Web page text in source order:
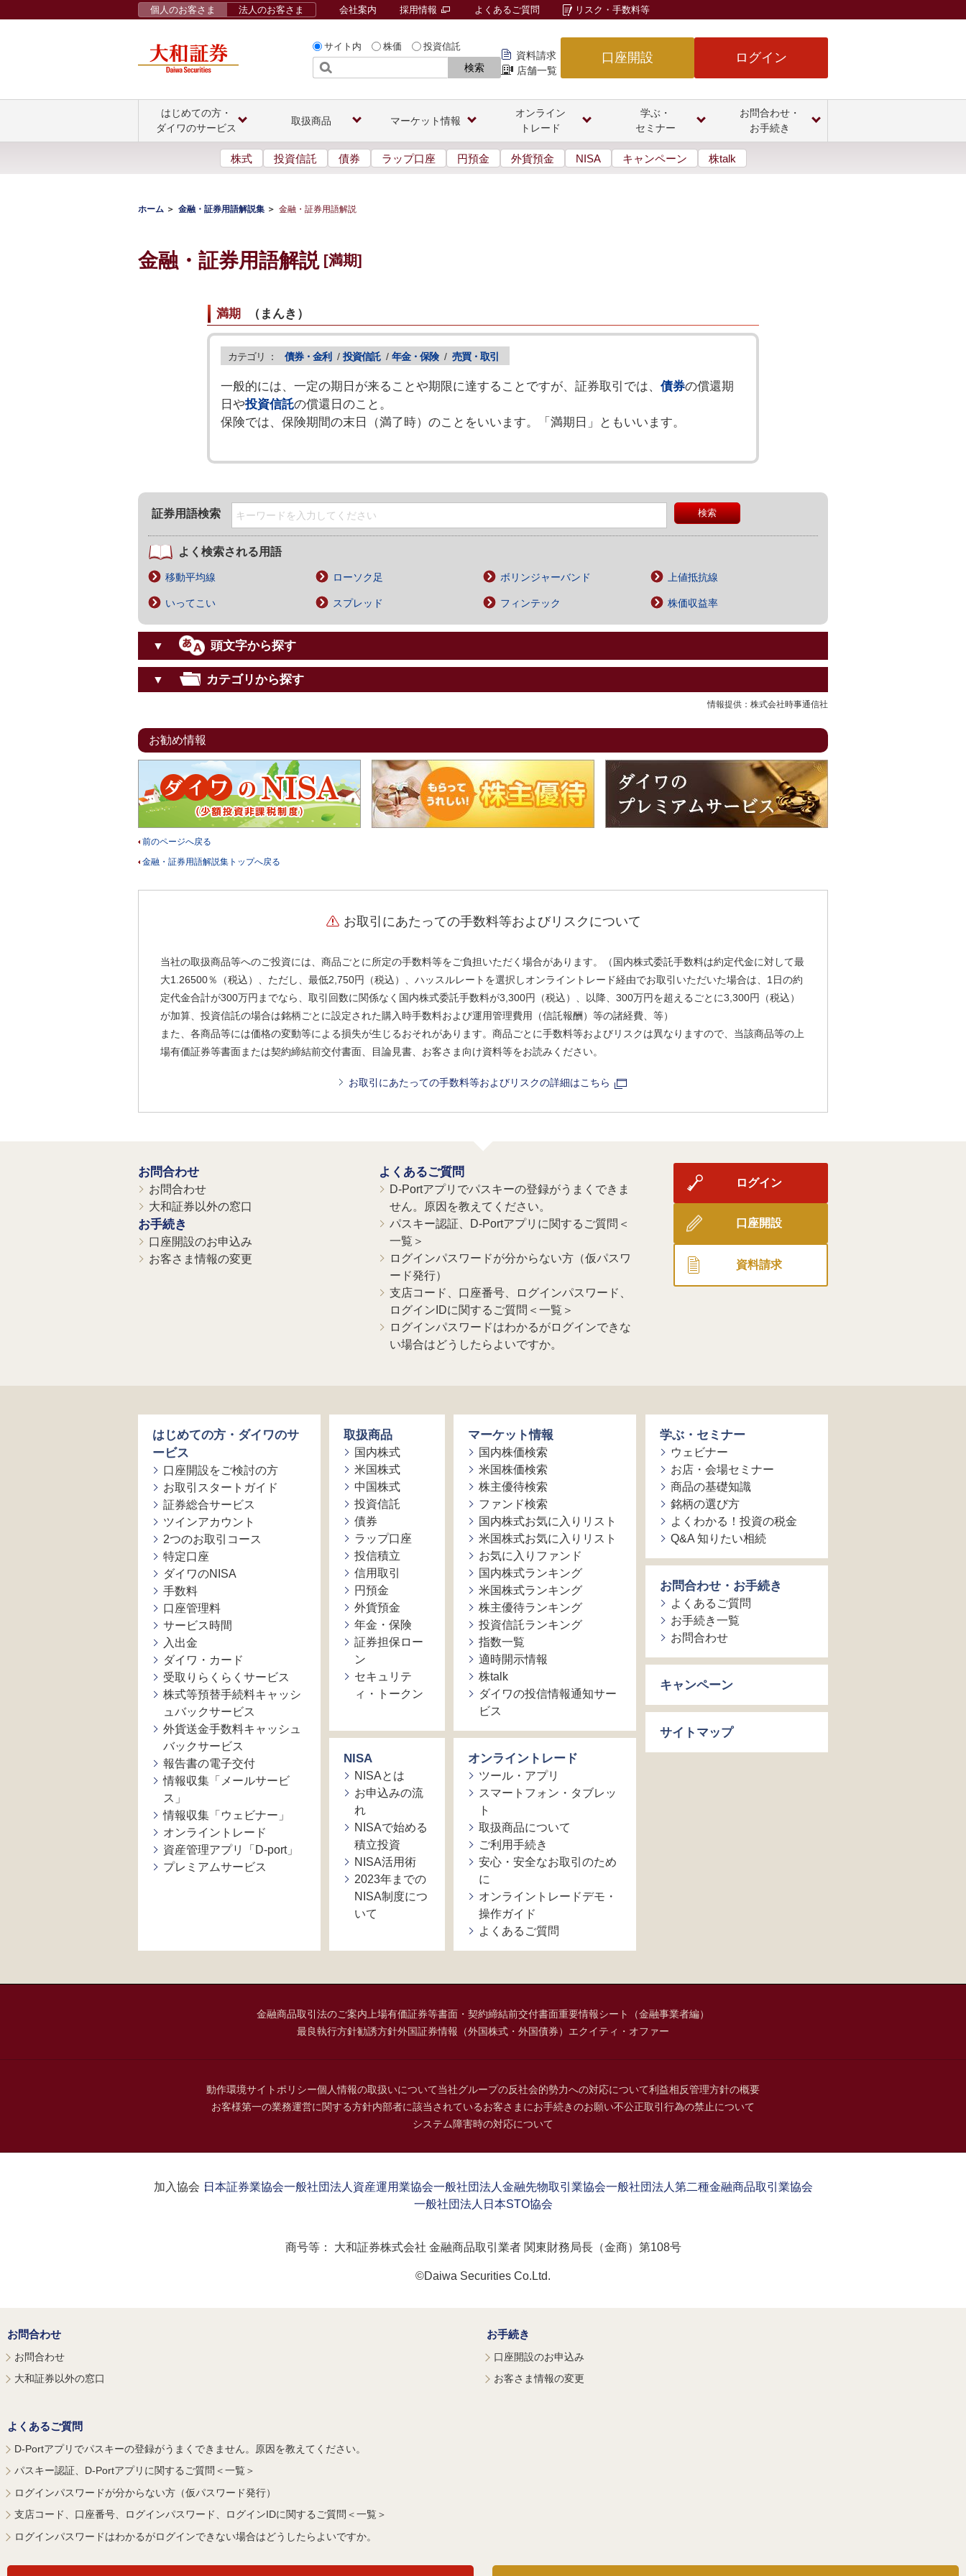
サイト内 株価 投資信託
検索
資料請求
店舗一覧
口座開設 ログイン
個人のお客さま 法人のお客さま 会社案内 採用情報 よくあるご質問 リスク・手数料等
はじめての方・
ダイワのサービス
取扱商品 マーケット情報
オンライン
トレード
学ぶ・
セミナー
お問合わせ・
お手続き
株式 投資信託 債券 ラップ口座 円預金 外貨預金 NISA キャンペーン 株talk
ホーム 金融・証券用語解説集 金融・証券用語解説
金融・証券用語解説 [満期]
満期 （ まんき ）
カテゴリ ： 債券・金利 / 投資信託 / 年金・保険 / 売買・取引
一般的には、一定の期日が来ることや期限に達することですが、証券取引では、 債券の償還期
日や投資信託の償還日のこと。
保険では、保険期間の末日（満了時）のことをいいます。「満期日」ともいいます。
証券用語検索
よく検索される用語
移動平均線 ローソク足 ボリンジャーバンド 上値抵抗線
いってこい スプレッド フィンテック 株価収益率
▼ 頭文字から探す
▼ カテゴリから探す
情報提供：株式会社時事通信社
お勧め情報
前のページへ戻る
金融・証券用語解説集トップへ戻る
お取引にあたっての手数料等およびリスクについて
当社の取扱商品等へのご投資には、商品ごとに所定の手数料等をご負担いただく場合があります。（国内株式委託手数料は約定代金に対して最
大1.26500％（税込）、ただし、最低2,750円（税込）、ハッスルレートを選択しオンライントレード経由でお取引いただいた場合は、1日の約
定代金合計が300万円までなら、取引回数に関係なく国内株式委託手数料が3,300円（税込）、以降、300万円を超えるごとに3,300円（税込）
が加算、投資信託の場合は銘柄ごとに設定された購入時手数料および運用管理費用（信託報酬）等の諸経費、等）
また、各商品等には価格の変動等による損失が生じるおそれがあります。商品ごとに手数料等およびリスクは異なりますので、当該商品等の上
場有価証券等書面または契約締結前交付書面、目論見書、お客さま向け資料等をお読みください。
お取引にあたっての手数料等およびリスクの詳細はこちら
お問合わせ
お問合わせ
大和証券以外の窓口
お手続き
口座開設のお申込み
お客さま情報の変更
よくあるご質問
D-Portアプリでパスキーの登録がうまくできま
せん。原因を教えてください。
パスキー認証、D-Portアプリに関するご質問＜
一覧＞
ログインパスワードが分からない方（仮パスワ
ード発行）
支店コード、口座番号、ログインパスワード、
ログインIDに関するご質問＜一覧＞
ログインパスワードはわかるがログインできな
い場合はどうしたらよいですか。
ログイン
口座開設
資料請求
はじめての方・ダイワのサ
ービス
口座開設をご検討の方
お取引スタートガイド
証券総合サービス
ツインアカウント
2つのお取引コース
特定口座
ダイワのNISA
手数料
口座管理料
サービス時間
入出金
ダイワ・カード
受取りらくらくサービス
株式等預替手続料キャッシ
ュバックサービス
外貨送金手数料キャッシュ
バックサービス
報告書の電子交付
情報収集「メールサービ
ス」
情報収集「ウェビナー」
オンライントレード
資産管理アプリ「D-port」
プレミアムサービス
取扱商品
国内株式
米国株式
中国株式
投資信託
債券
ラップ口座
投信積立
信用取引
円預金
外貨預金
年金・保険
証券担保ロー
ン
セキュリテ
ィ・トークン
NISA
NISAとは
お申込みの流
れ
NISAで始める
積立投資
NISA活用術
2023年までの
NISA制度につ
いて
マーケット情報
国内株価検索
米国株価検索
株主優待検索
ファンド検索
国内株式お気に入りリスト
米国株式お気に入りリスト
お気に入りファンド
国内株式ランキング
米国株式ランキング
株主優待ランキング
投資信託ランキング
指数一覧
適時開示情報
株talk
ダイワの投信情報通知サー
ビス
オンライントレード
ツール・アプリ
スマートフォン・タブレッ
ト
取扱商品について
ご利用手続き
安心・安全なお取引のため
に
オンライントレードデモ・
操作ガイド
よくあるご質問
学ぶ・セミナー
ウェビナー
お店・会場セミナー
商品の基礎知識
銘柄の選び方
よくわかる！投資の税金
Q&A 知りたい相続
お問合わせ・お手続き
よくあるご質問
お手続き一覧
お問合わせ
キャンペーン
サイトマップ
金融商品取引法のご案内 上場有価証券等書面・契約締結前交付書面重要情報シート（金融事業者編）
最良執行方針勧誘方針外国証券情報（外国株式・外国債券） エクイティ・オファー
動作環境サイトポリシー個人情報の取扱いについて当社グループの反社会的勢力への対応について利益相反管理方針の概要
お客様第一の業務運営に関する方針内部者に該当されているお客さまにお手続きのお願い不公正取引行為の禁止について
システム障害時の対応について
加入協会：日本証券業協会一般社団法人資産運用業協会一般社団法人金融先物取引業協会一般社団法人第二種金融商品取引業協会
一般社団法人日本STO協会
商号等： 大和証券株式会社 金融商品取引業者 関東財務局長（金商）第108号
©Daiwa Securities Co.Ltd.
お問合わせ
お問合わせ
大和証券以外の窓口
お手続き
口座開設のお申込み
お客さま情報の変更
よくあるご質問
D-Portアプリでパスキーの登録がうまくできません。原因を教えてください。
パスキー認証、D-Portアプリに関するご質問＜一覧＞
ログインパスワードが分からない方（仮パスワード発行）
支店コード、口座番号、ログインパスワード、ログインIDに関するご質問＜一覧＞
ログインパスワードはわかるがログインできない場合はどうしたらよいですか。